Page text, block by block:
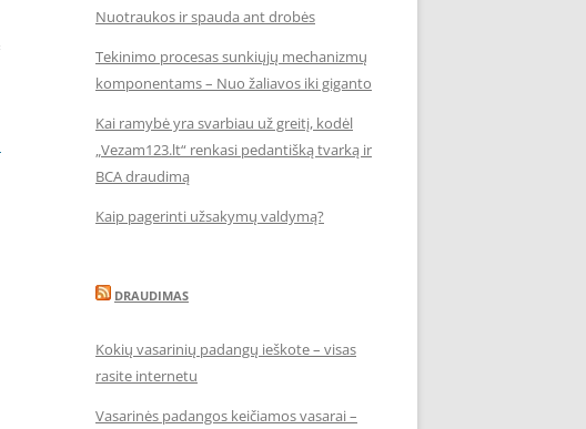
Nuotraukos ir spauda ant drobės
Tekinimo procesas sunkiųjų mechanizmų
komponentams – Nuo žaliavos iki giganto
Kai ramybė yra svarbiau už greitį, kodėl
„Vezam123.lt“ renkasi pedantišką tvarką ir
BCA draudimą
Kaip pagerinti užsakymų valdymą?
DRAUDIMAS
Kokių vasarinių padangų ieškote – visas
rasite internetu
Vasarinės padangos keičiamos vasarai –